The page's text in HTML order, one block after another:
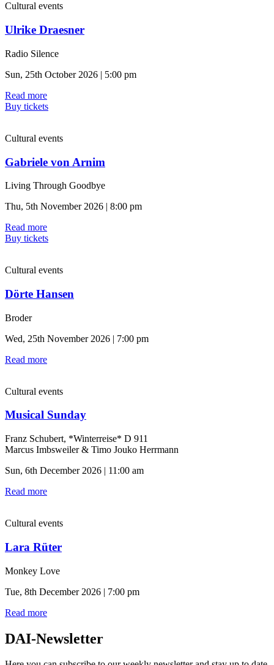
Cultural events
Ulrike Draesner
Radio Silence
Sun, 25th October 2026 | 5:00 pm
Read more
Buy tickets
Cultural events
Gabriele von Arnim
Living Through Goodbye
Thu, 5th November 2026 | 8:00 pm
Read more
Buy tickets
Cultural events
Dörte Hansen
Broder
Wed, 25th November 2026 | 7:00 pm
Read more
Cultural events
Musical Sunday
Franz Schubert, *Winterreise* D 911
Marcus Imbsweiler & Timo Jouko Herrmann
Sun, 6th December 2026 | 11:00 am
Read more
Cultural events
Lara Rüter
Monkey Love
Tue, 8th December 2026 | 7:00 pm
Read more
DAI-Newsletter